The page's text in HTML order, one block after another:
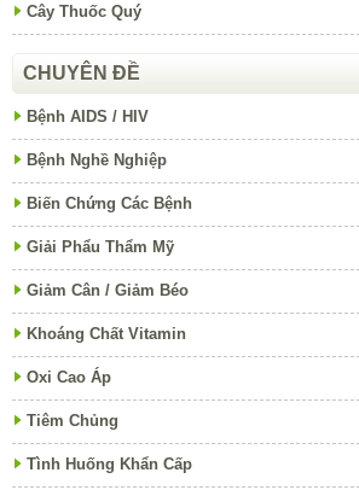
Cây Thuốc Quý
CHUYÊN ĐỀ
Bệnh AIDS / HIV
Bệnh Nghề Nghiệp
Biến Chứng Các Bệnh
Giải Phẩu Thẩm Mỹ
Giảm Cân / Giảm Béo
Khoáng Chất Vitamin
Oxi Cao Áp
Tiêm Chủng
Tình Huống Khẩn Cấp